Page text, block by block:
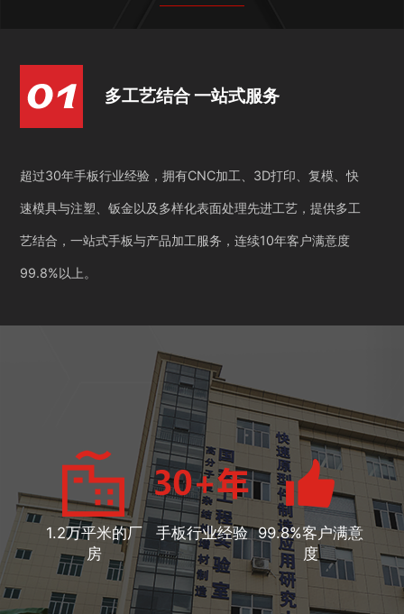
多工艺结合 一站式服务
超过30年手板行业经验，拥有CNC加工、3D打印、复模、快
速模具与注塑、钣金以及多样化表面处理先进工艺，提供多工
艺结合，一站式手板与产品加工服务，连续10年客户满意度
99.8%以上。
1.2万平米的厂
房
手板行业经验 99.8%客户满意
度